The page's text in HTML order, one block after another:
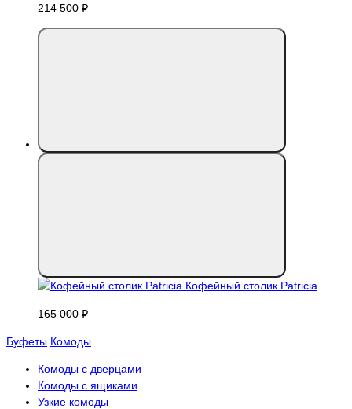
214 500 ₽
Кофейный столик Patricia
165 000 ₽
Буфеты Комоды
Комоды с дверцами
Комоды с ящиками
Узкие комоды